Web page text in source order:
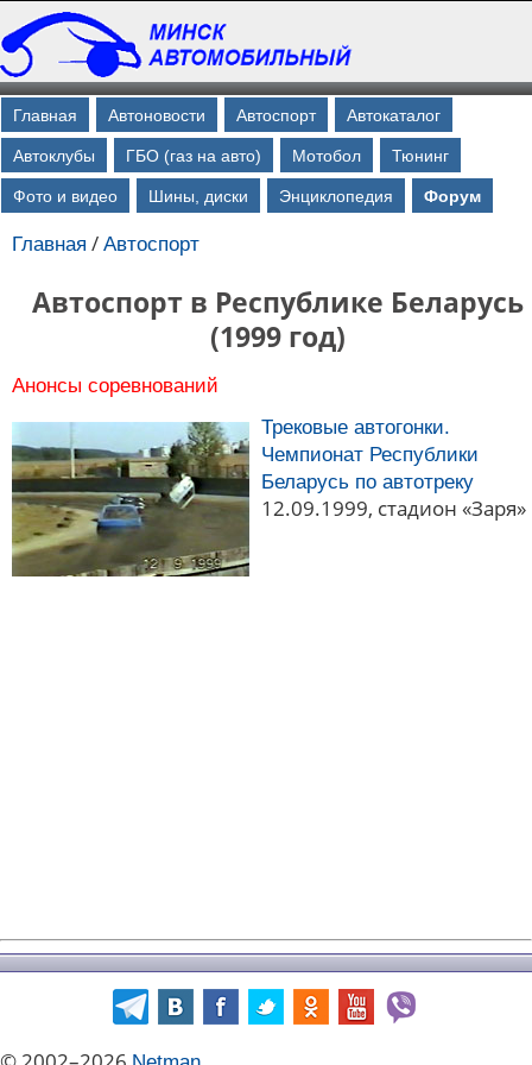
Главная Автоновости Автоспорт Автокаталог
Автоклубы ГБО (газ на авто) Мотобол Тюнинг
Фото и видео Шины, диски Энциклопедия Форум
Главная / Автоспорт
Автоспорт в Республике Беларусь
(1999 год)
Анонсы соревнований
Трековые автогонки.
Чемпионат Республики
Беларусь по автотреку
12.09.1999, стадион «Заря»